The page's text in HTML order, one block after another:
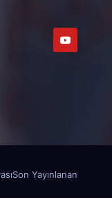
Son Yayınlanan